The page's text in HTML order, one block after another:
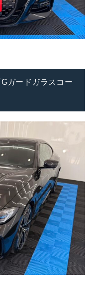
ガードガラスコー